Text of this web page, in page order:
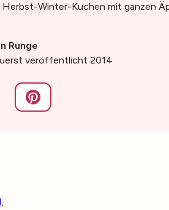
Winter-Kuchen mit ganzen
Runge
veröffentlicht 2014
,